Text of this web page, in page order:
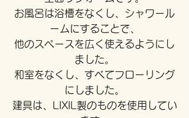
お風呂は浴槽をなくし、シャワール
ームにすることで、
他のスペースを広く使えるようにし
ました。
和室をなくし、すべてフローリング
にしました。
​建具は、LIXIL製のものを使用してい